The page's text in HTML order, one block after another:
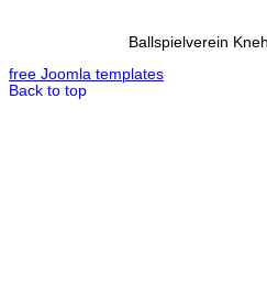
Ballspielverein
free Joomla templates
Back to top